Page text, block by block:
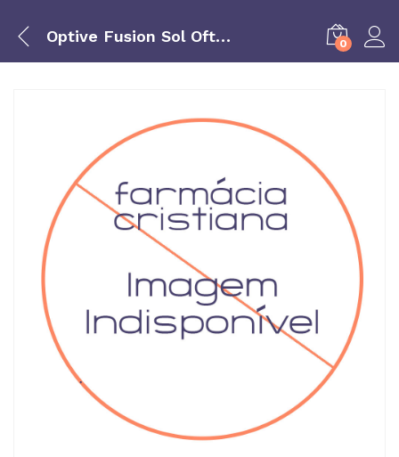
Optive Fusion Sol Oft Lubrif 10 Ml 0